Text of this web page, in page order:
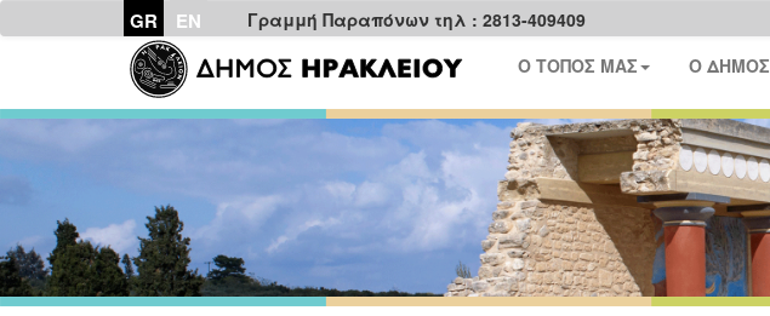
GR EN Γραμμή Παραπόνων τηλ : 2813-409409
Ο ΤΟΠΟΣ ΜΑΣ Ο ΔΗΜΟΣ